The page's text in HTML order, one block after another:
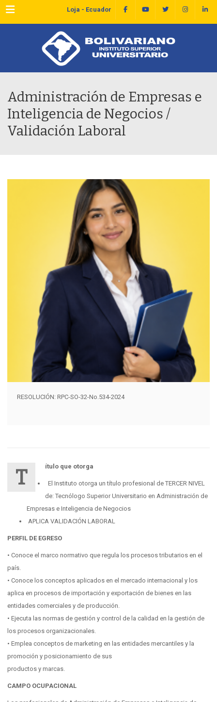
Menu Loja - Ecuador
Administración de Empresas e
Inteligencia de Negocios /
Validación Laboral
RESOLUCIÓN: RPC-SO-32-No.534-2024
T ítulo que otorga
El Instituto otorga un título profesional de TERCER NIVEL
de: Tecnólogo Superior Universitario en Administración de
Empresas e Inteligencia de Negocios
APLICA VALIDACIÓN LABORAL
PERFIL DE EGRESO
• Conoce el marco normativo que regula los procesos tributarios en el
país.
• Conoce los conceptos aplicados en el mercado internacional y los
aplica en procesos de importación y exportación de bienes en las
entidades comerciales y de producción.
• Ejecuta las normas de gestión y control de la calidad en la gestión de
los procesos organizacionales.
• Emplea conceptos de marketing en las entidades mercantiles y la
promoción y posicionamiento de sus
productos y marcas.
CAMPO OCUPACIONAL